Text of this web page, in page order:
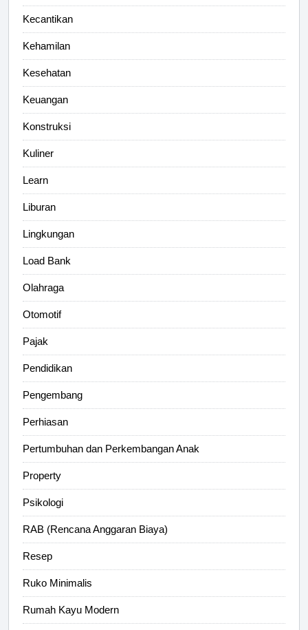
Kecantikan
Kehamilan
Kesehatan
Keuangan
Konstruksi
Kuliner
Learn
Liburan
Lingkungan
Load Bank
Olahraga
Otomotif
Pajak
Pendidikan
Pengembang
Perhiasan
Pertumbuhan dan Perkembangan Anak
Property
Psikologi
RAB (Rencana Anggaran Biaya)
Resep
Ruko Minimalis
Rumah Kayu Modern